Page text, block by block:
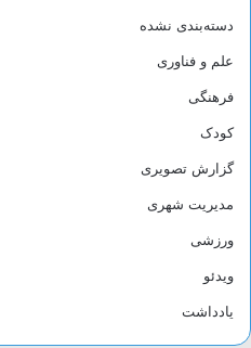
دسته‌بندی نشده
علم و فناوری
فرهنگی
کودک
گزارش تصویری
مدیریت شهری
ورزشی
ویدئو
یادداشت